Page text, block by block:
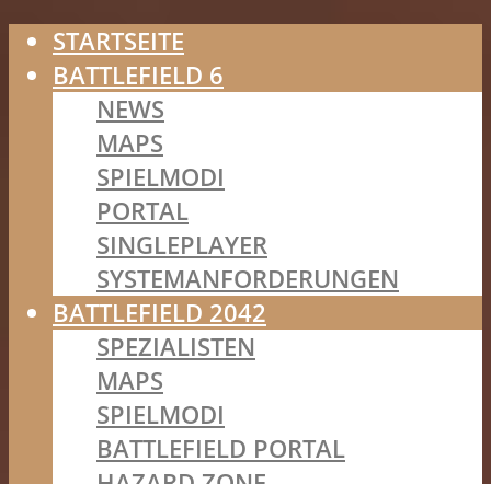
STARTSEITE
BATTLEFIELD 6
NEWS
MAPS
SPIELMODI
PORTAL
SINGLEPLAYER
SYSTEMANFORDERUNGEN
BATTLEFIELD 2042
SPEZIALISTEN
MAPS
SPIELMODI
BATTLEFIELD PORTAL